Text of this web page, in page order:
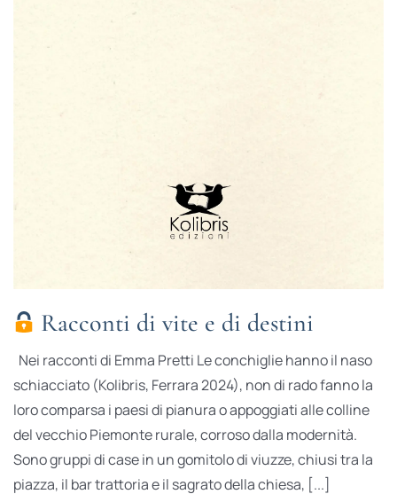
Racconti di vite e di destini
Nei racconti di Emma Pretti Le conchiglie hanno il naso
schiacciato (Kolibris, Ferrara 2024), non di rado fanno la
loro comparsa i paesi di pianura o appoggiati alle colline
del vecchio Piemonte rurale, corroso dalla modernità.
Sono gruppi di case in un gomitolo di viuzze, chiusi tra la
piazza, il bar trattoria e il sagrato della chiesa, [...]